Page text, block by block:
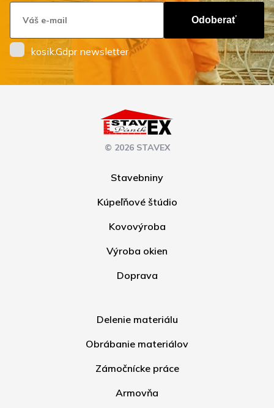
Odoberať
kosik.Gdpr newsletter
© 2026 STAVEX
Stavebniny
Kúpeľňové štúdio
Kovovýroba
Výroba okien
Doprava
Delenie materiálu
Obrábanie materiálov
Zámočnícke práce
Armovňa